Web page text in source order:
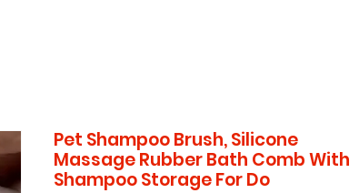
Pet Shampoo Brush, Silicone
Massage Rubber Bath Comb With
Shampoo Storage For Do